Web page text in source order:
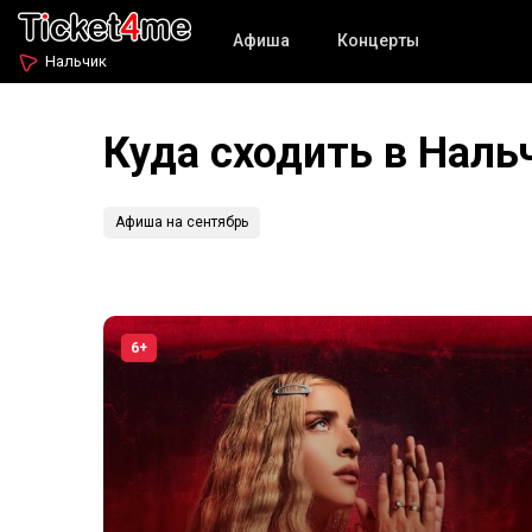
Нальчик
Афиша Концерты
Куда сходить в
Афиша на сентябрь
6+